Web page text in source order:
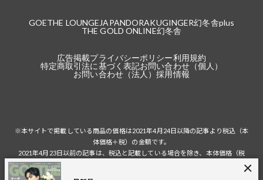
GOETHE LOUNGEJAPANDORAKUGINGER幻冬舎plus
THE GOLD ONLINE幻冬舎
広告掲載プライバシーポリシー利用規約
特定商取引法に基づく表記お問い合わせ（個人）
お問い合わせ（法人）採用情報
※本サイトで掲載している商品の価格は2021年4月24日以降の記事より税込（本
体価格＋税）の金額です。
2021年4月23日以前の記事は、税込と記載している場合を除き、本体価格（税
税込の場合の税額は掲載当時の税率に準じます。